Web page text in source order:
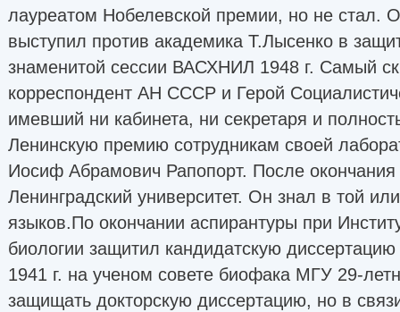
лауреатом Нобелевской премии, но не стал.
выступил против академика Т.Лысенко в
знаменитой сессии ВАСХНИЛ 1948 г. Самый
корреспондент АН СССР и Герой
имевший ни кабинета, ни секретаря и
Ленинскую премию сотрудникам своей
Иосиф Абрамович Рапопорт. После
Ленинградский университет. Он знал в той
языков.По окончании аспирантуры при
биологии защитил кандидатскую
1941 г. на ученом совете биофака МГУ 29-
защищать докторскую диссертацию, но в